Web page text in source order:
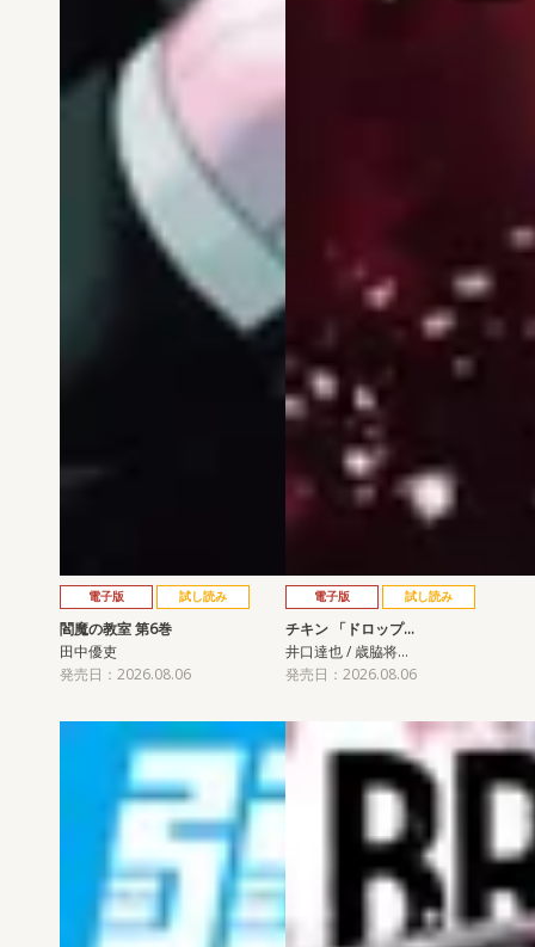
電子版 試し読み
閻魔の教室 第6巻
田中優吏
発売日：2026.08.06
電子版 試し読み
チキン 「ドロップ…
井口達也 / 歳脇将…
発売日：2026.08.06